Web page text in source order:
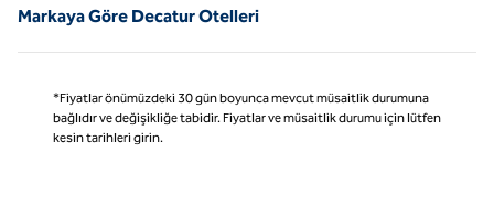
Markaya Göre Decatur Otelleri
*Fiyatlar önümüzdeki 30 gün boyunca mevcut müsaitlik durumuna
bağlıdır ve değişikliğe tabidir. Fiyatlar ve müsaitlik durumu için lütfen
kesin tarihleri girin.